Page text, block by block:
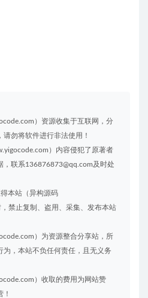
）资源收集于互联网，分
勿将软件进行非法使用！
）内容侵犯了原著者
，联系136876873@qq.com及时处
本站（异构源码
禁止复制、盗用、采集、发布本站
）为资源整合分享站，所
为，本站不负任何责任，且无义务
）收取的费用为网站赞